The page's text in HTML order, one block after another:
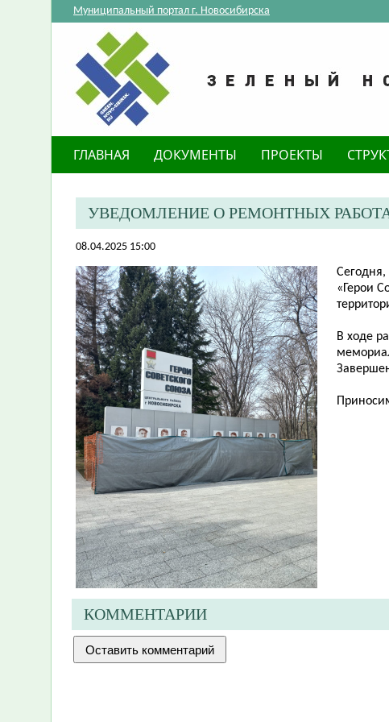
Муниципальный портал г. Новосибирска
ГЛАВНАЯ ДОКУМЕНТЫ ПРОЕКТЫ
УВЕДОМЛЕНИЕ О РЕМОНТНЫХ
08.04.2025 15:00
«Герои
В ходе
КОММЕНТАРИИ